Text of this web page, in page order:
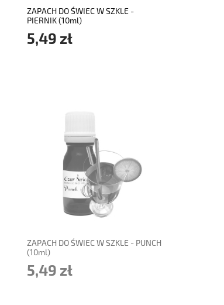
ZAPACH DO ŚWIEC W SZKLE -
PIERNIK (10ml)
5,49 zł
ZAPACH DO ŚWIEC W SZKLE - PUNCH
(10ml)
5,49 zł
powiadom o dostępności